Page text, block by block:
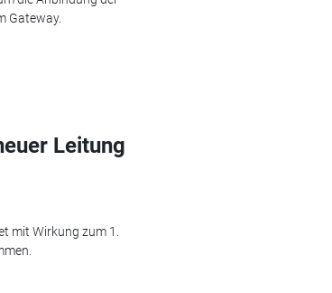
Gateway.
Leitung
mit Wirkung zum 1.